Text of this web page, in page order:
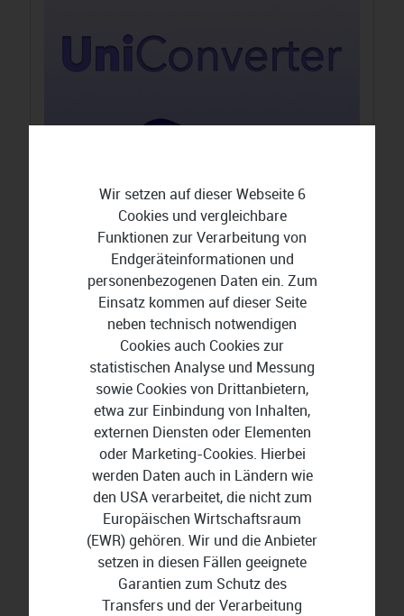
Wondershare UniConverter 17 Mac
79,99 € 95,19 €
Was kann Wondershare?
Videobearbeitung
Wondershare Filmora 15bearbeiten Sie Ihre
eigenen Videos in beindruckender 4K-Qualität.
DVDs brennen
Wir setzen auf dieser Webseite 6
Cookies und vergleichbare
Funktionen zur Verarbeitung von
Endgeräteinformationen und
personenbezogenen Daten ein. Zum
Einsatz kommen auf dieser Seite
neben technisch notwendigen
Cookies auch Cookies zur
statistischen Analyse und Messung
sowie Cookies von Drittanbietern,
etwa zur Einbindung von Inhalten,
externen Diensten oder Elementen
oder Marketing-Cookies. Hierbei
werden Daten auch in Ländern wie
den USA verarbeitet, die nicht zum
Europäischen Wirtschaftsraum
(EWR) gehören. Wir und die Anbieter
setzen in diesen Fällen geeignete
Garantien zum Schutz des
Transfers und der Verarbeitung